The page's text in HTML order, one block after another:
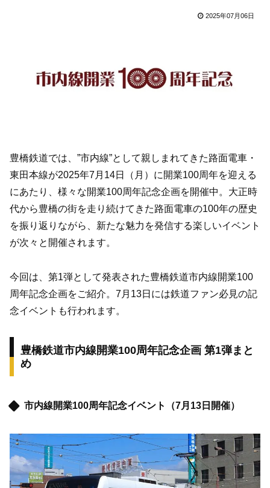
2025年07月06日
豊橋鉄道では、”市内線”として親しまれてきた路面電車・
東田本線が2025年7月14日（月）に開業100周年を迎える
にあたり、様々な開業100周年記念企画を開催中。大正時
代から豊橋の街を走り続けてきた路面電車の100年の歴史
を振り返りながら、新たな魅力を発信する楽しいイベント
が次々と開催されます。
今回は、第1弾として発表された豊橋鉄道市内線開業100
周年記念企画をご紹介。7月13日には鉄道ファン必見の記
念イベントも行われます。
豊橋鉄道市内線開業100周年記念企画 第1弾まと
め
市内線開業100周年記念イベント（7月13日開催）